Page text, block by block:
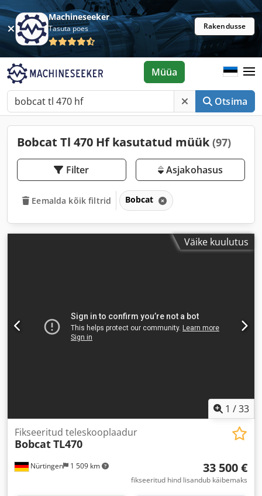
Machineseeker
Tasuta poes Rakendusse
Otsima
Müüa
Bobcat Tl 470 Hf kasutatud müük (97)
Filter Asjakohasus
Eemalda kõik filtrid Bobcat
Väike kuulutus
1 /33
Nürtingen 1 509 km
Fikseeritud teleskooplaadur
BobcatTL470
33 500 €
fikseeritud hind lisandub käibemaks